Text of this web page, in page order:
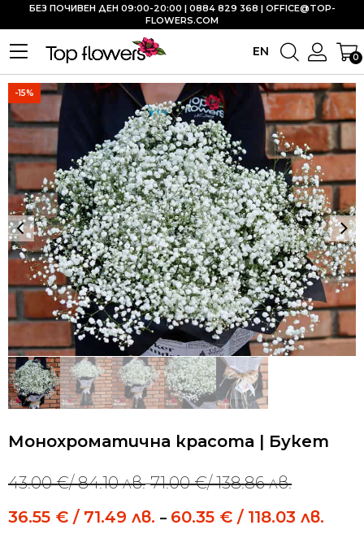
EN 0
БЕЗ ПОЧИВЕН ДЕН 09:00-20:00 | 0884 829 368 | OFFICE@TOP-
FLOWERS.COM
-15%
Монохроматична красота | Букет
43.00€/ 84.10 лв.–71.00€/ 138.86 лв.
Price
43.00 €
36.55 € / 71.49 лв. – 60.35 € / 118.03 лв.